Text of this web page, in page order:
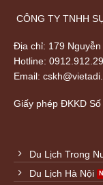
CÔNG TY TNHH
Địa chỉ: 179
Hotline:
Email:
Giấy phép ĐKKD Số
Du Lịch Trong
Du Lịch Hà Nội